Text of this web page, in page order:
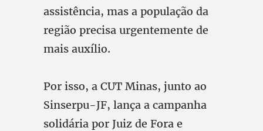
assistência, mas a população da
região precisa urgentemente de
mais auxílio.
Por isso, a CUT Minas, junto ao
Sinserpu-JF, lança a campanha
solidária por Juiz de Fora e